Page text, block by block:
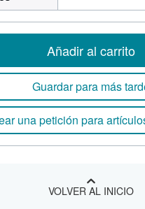
Añadir al carrito
Guardar para más
una petición para
VOLVER AL INICIO